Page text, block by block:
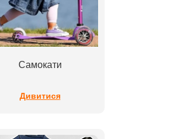
Самокати
Дивитися